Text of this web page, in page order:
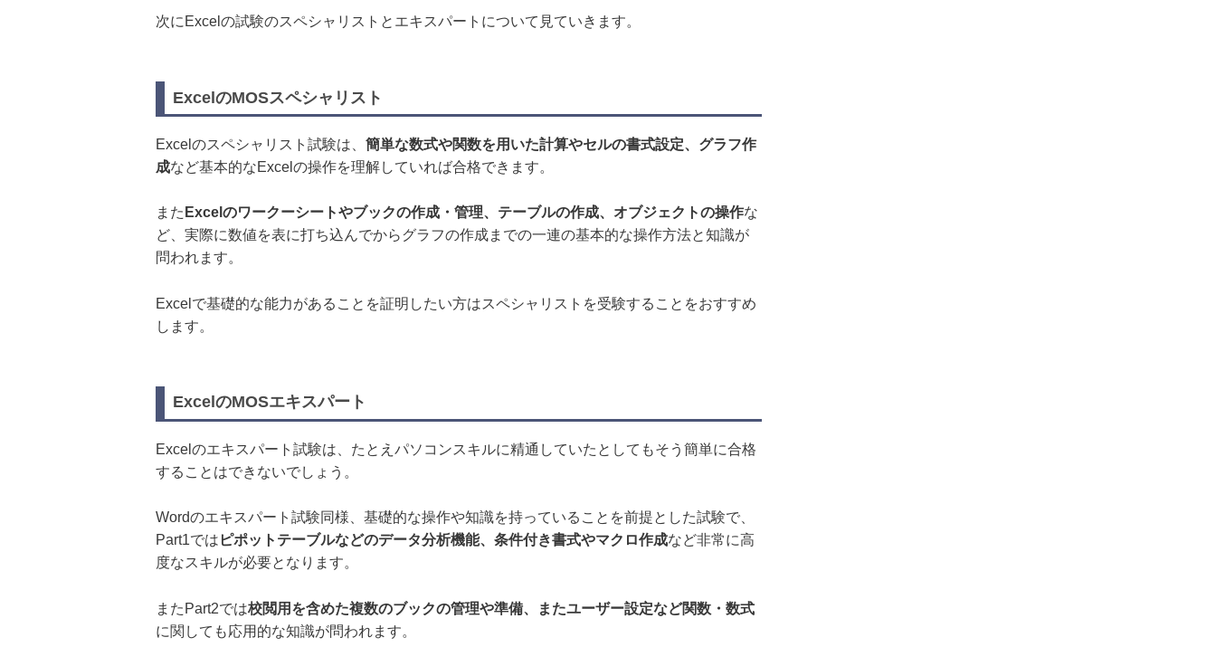
次にExcelの試験のスペシャリストとエキスパートについて見ていきます。
ExcelのMOSスペシャリスト
Excelのスペシャリスト試験は、 簡単な数式や関数を用いた計算やセルの書式設定、グラフ作
成など基本的なExcelの操作を理解していれば合格できます。
また Excelのワークーシートやブックの作成・管理、テーブルの作成、オブジェクトの操作な
ど、実際に数値を表に打ち込んでからグラフの作成までの一連の基本的な操作方法と知識が
問われます。
Excelで基礎的な能力があることを証明したい方はスペシャリストを受験することをおすすめ
します。
ExcelのMOSエキスパート
Excelのエキスパート試験は、たとえパソコンスキルに精通していたとしてもそう簡単に合格
することはできないでしょう。
Wordのエキスパート試験同様、基礎的な操作や知識を持っていることを前提とした試験で、
Part1では ピポットテーブルなどのデータ分析機能、条件付き書式やマクロ作成など非常に高
度なスキルが必要となります。
またPart2では校閲用を含めた複数のブックの管理や準備、またユーザー設定など関数・数式
に関しても応用的な知識が問われます。